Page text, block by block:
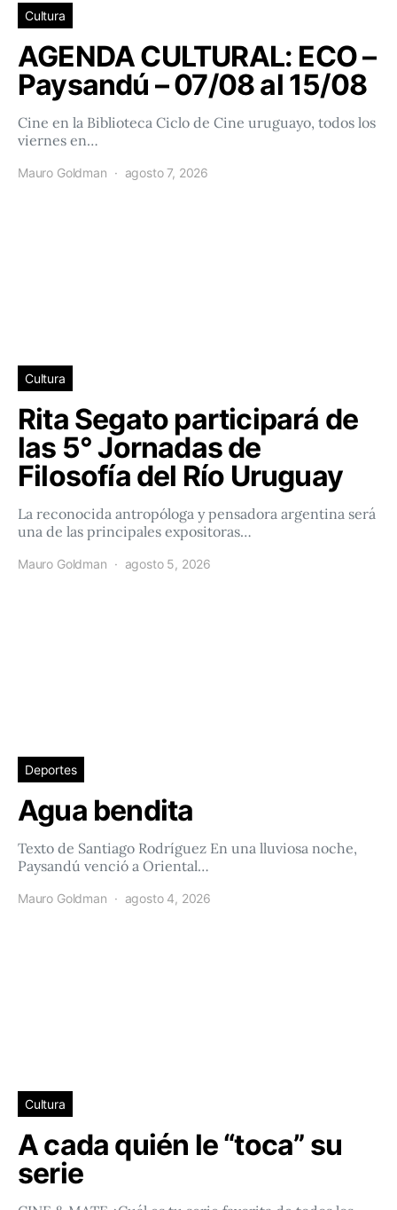
Cultura
AGENDA CULTURAL: ECO –
Paysandú – 07/08 al 15/08
Cine en la Biblioteca Ciclo de Cine uruguayo, todos los
viernes en…
Mauro Goldman agosto 7, 2026
Cultura
Rita Segato participará de
las 5° Jornadas de
Filosofía del Río Uruguay
La reconocida antropóloga y pensadora argentina será
una de las principales expositoras…
Mauro Goldman agosto 5, 2026
Deportes
Agua bendita
Texto de Santiago Rodríguez En una lluviosa noche,
Paysandú venció a Oriental…
Mauro Goldman agosto 4, 2026
Cultura
A cada quién le “toca” su
serie